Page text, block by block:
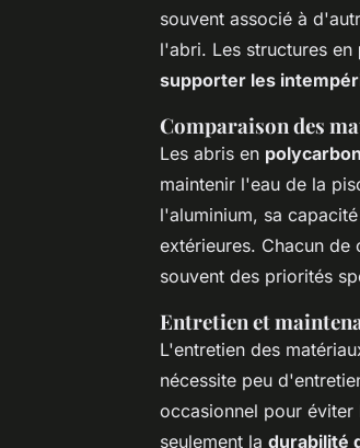
souvent associé à
l'abri. Les structures en
supporter les
Comparaison des
Les abris en
maintenir l'eau de la
l'aluminium, sa
extérieures. Chacun de
souvent des priorités
Entretien et
L'entretien des
nécessite peu
occasionnel pour
seulement la durabilité